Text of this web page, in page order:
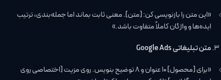
«این متن را بازنویسی کن: [متن]. معنی ثابت بماند اما جمله‌بندی، ترتیب
ایده‌ها و واژگان کاملاً متفاوت باشد.»
متن تبلیغاتی Google Ads
«برای [محصول] ۱۰ عنوان و ۸ توضیح بنویس. روی مزیت [اختصاصی روی